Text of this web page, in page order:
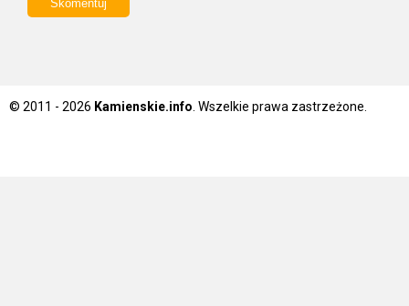
© 2011 - 2026 Kamienskie.info . Wszelkie prawa zastrzeżone.